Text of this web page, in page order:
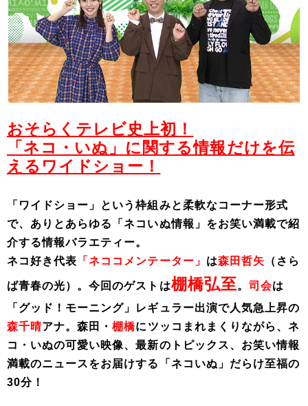
おそらくテレビ史上初！
「ネコ・いぬ」に関する情報だけを伝
えるワイドショー！
「ワイドショー」という枠組みと柔軟なコーナー形式
で、ありとあらゆる「ネコいぬ情報」をお笑い満載で紹
介する情報バラエティー。
ネコ好き代表 「ネココメンテーター」 は森田哲矢 （さら
ば青春の光）。今回のゲストは棚橋弘至。 司会は
「グッド！モーニング」レギュラー出演で人気急上昇の
森千晴アナ。森田・棚橋にツッコまれまくりながら、ネ
コ・いぬの可愛い映像、最新のトピックス、お笑い情報
満載のニュースをお届けする「ネコいぬ」だらけ至福の
30分！